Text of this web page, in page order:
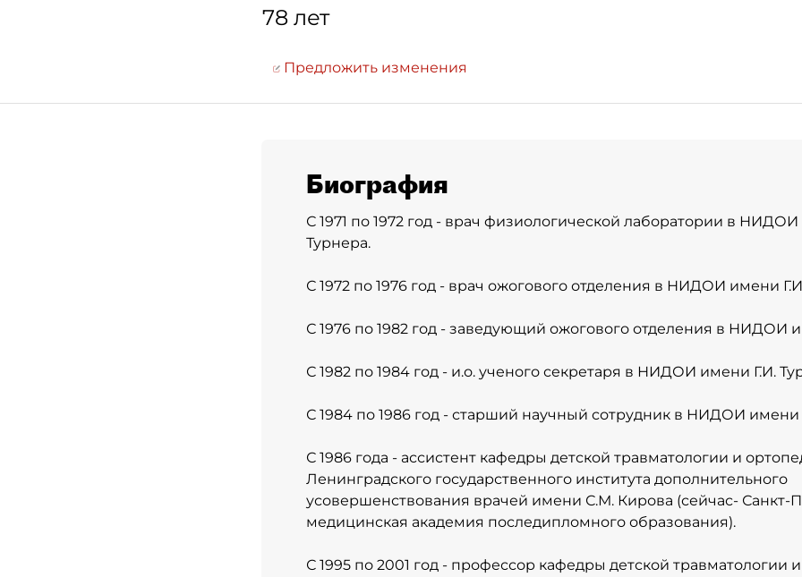
78 лет
Предложить изменения
Биография
С 1971 по 1972 год - врач физиологической лаборатории в
Турнера.
С 1972 по 1976 год - врач ожогового отделения в НИДОИ имени
С 1976 по 1982 год - заведующий ожогового отделения в НИДОИ
С 1982 по 1984 год - и.о. ученого секретаря в НИДОИ имени Г.И.
С 1984 по 1986 год - старший научный сотрудник в НИДОИ имени
С 1986 года - ассистент кафедры детской травматологии и
Ленинградского государственного института дополнительного
усовершенствования врачей имени С.М. Кирова (сейчас- Санкт-
медицинская академия последипломного образования).
С 1995 по 2001 год - профессор кафедры детской травматологии